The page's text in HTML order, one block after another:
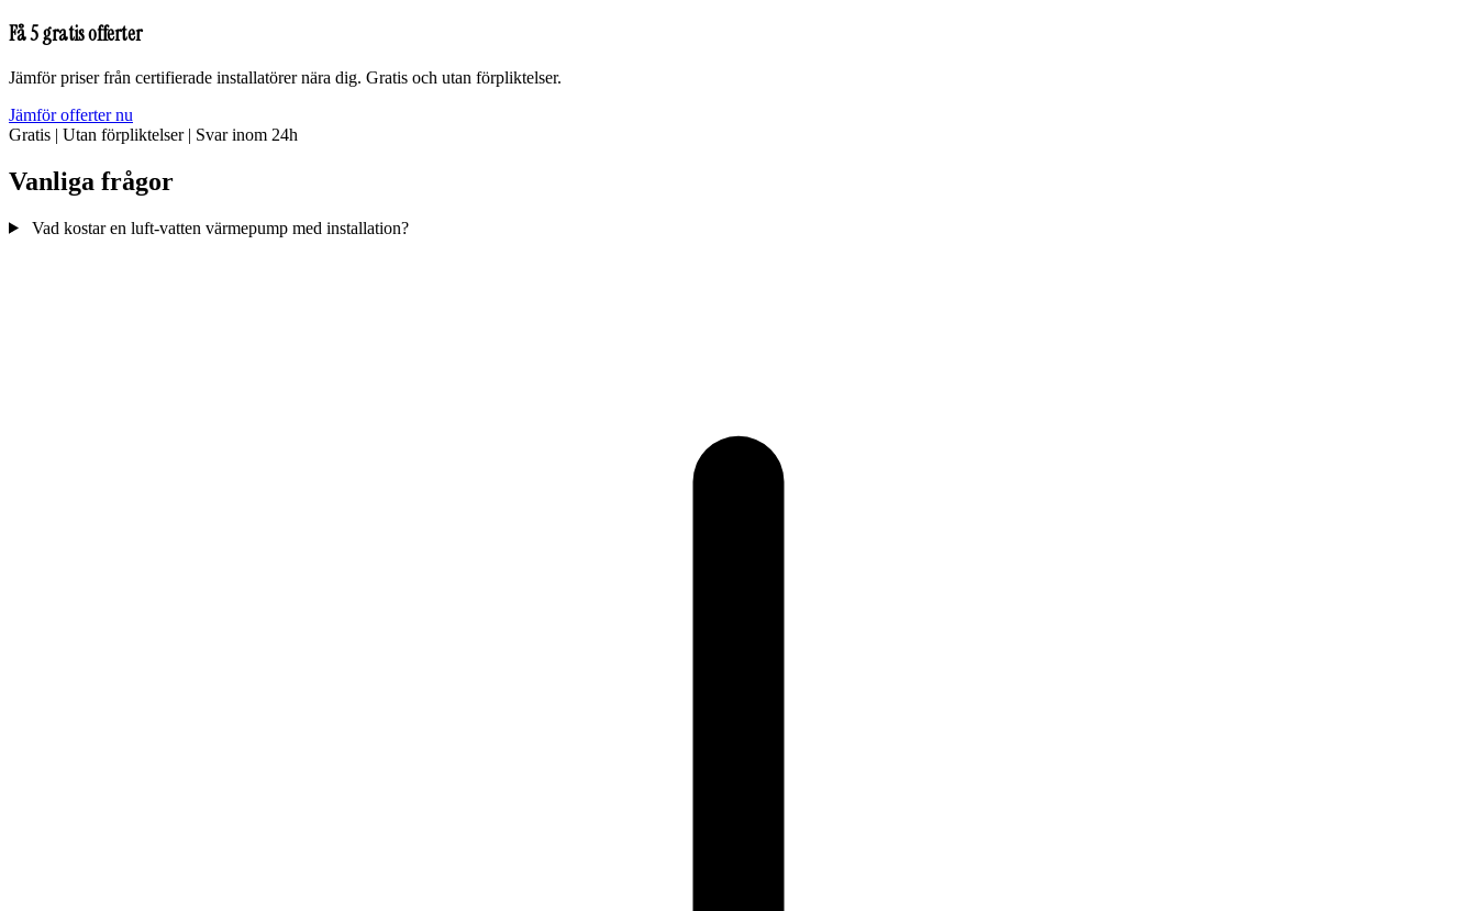
Få 5 gratis offerter
Jämför priser från certifierade installatörer nära dig. Gratis och utan förpliktelser.
Jämför offerter nu
Gratis | Utan förpliktelser | Svar inom 24h
Vanliga frågor
Vad kostar en luft-vatten värmepump med installation?